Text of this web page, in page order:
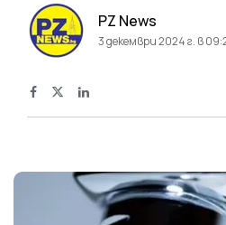
PZ News
3 декември 2024 г. в